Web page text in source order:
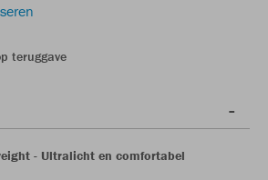
teruggave
- Ultralicht en comfortabel